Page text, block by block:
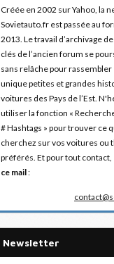
Créée en 2002 sur Yahoo, la
Sovietauto.fr est passée au
2013. Le travail d’archivage
clés de l’ancien forum se
sans relâche pour rassembler
unique petites et grandes
voitures des Pays de l’Est.
utiliser la fonction «
# Hashtags » pour trouver ce
cherchez sur vos voitures ou
préférés. Et pour tout contact,
ce mail:
Newsletter